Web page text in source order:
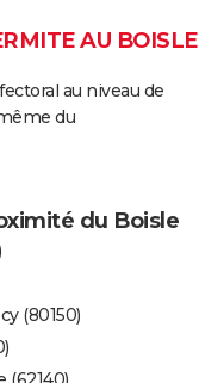
AU BOISLE
au niveau de
du
du Boisle
(80150)